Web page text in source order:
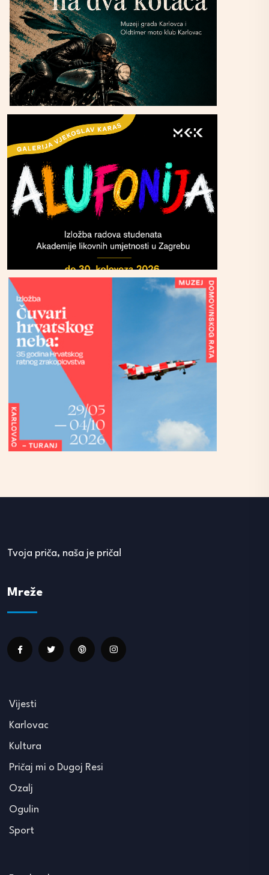
Tvoja priča, naša je priča!
Mreže
Vijesti
Karlovac
Kultura
Pričaj mi o Dugoj Resi
Ozalj
Ogulin
Sport